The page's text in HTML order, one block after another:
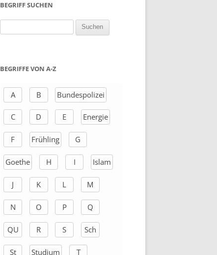
BEGRIFF SUCHEN
h
h
BEGRIFFE VON A-Z
A B Bundespolizei
C D E Energie
F Frühling G
Goethe H I Islam
J K L M
N O P Q
QU R S Sch
St Studium T